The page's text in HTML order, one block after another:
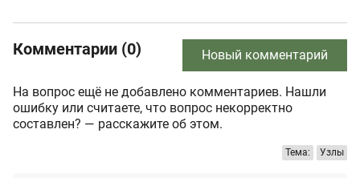
Комментарии (0) Новый комментарий
На вопрос ещё не добавлено комментариев. Нашли
ошибку или считаете, что вопрос некорректно
составлен? — расскажите об этом.
Тема: Узлы